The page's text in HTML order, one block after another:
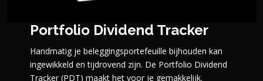
Portfolio Dividend Tracker
Handmatig je beleggingsportefeuille bijhouden kan
ingewikkeld en tijdrovend zijn. De Portfolio Dividend
Tracker (PDT) maakt het voor je gemakkelijk.